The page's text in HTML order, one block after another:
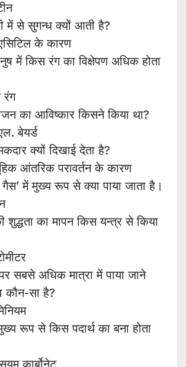
में से सुगन्ध क्यों आती है?
के कारण
में किस रंग का विक्षेपण अधिक होता
रंग
का आविष्कार किसने किया था?
बेयर्ड
क्यों दिखाई देता है?
आंतरिक परावर्तन के कारण
में मुख्य रूप से क्या पाया जाता है।
का मापन किस यन्त्र से किया
सबसे अधिक मात्रा में पाया जाने
कौन-सा है?
रूप से किस पदार्थ का बना होता